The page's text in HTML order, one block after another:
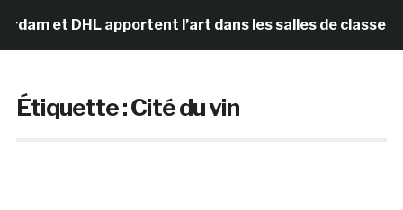
et DHL apportent l’art dans les salles de classe des
Étiquette :Cité du vin